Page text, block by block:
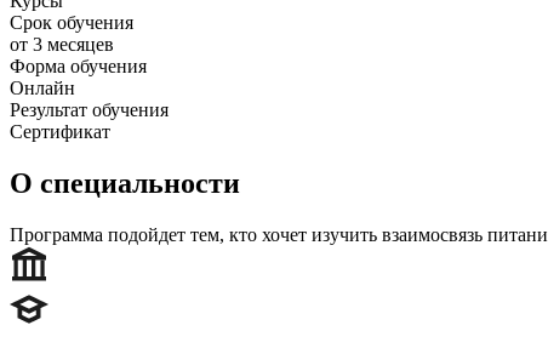
Срок обучения
от 3 месяцев
Форма обучения
Онлайн
Результат обучения
Сертификат
О специальности
Программа подойдет тем, кто хочет изучить взаимосвязь